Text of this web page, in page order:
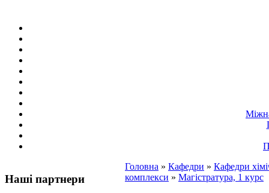
Наші партнери
Головна » Кафедри » Кафедри
комплекси » Магістратура, 1 курс